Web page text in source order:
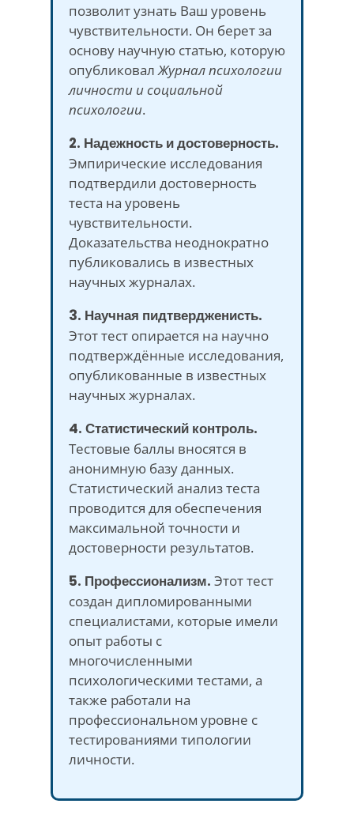
позволит узнать Ваш уровень
чувствительности. Он берет за
основу научную статью, которую
опубликовал Журнал психологии
личности и социальной
психологии.
2. Надежность и достоверность.
Эмпирические исследования
подтвердили достоверность
теста на уровень
чувствительности.
Доказательства неоднократно
публиковались в известных
научных журналах.
3. Научная пидтвердженисть.
Этот тест опирается на научно
подтверждённые исследования,
опубликованные в известных
научных журналах.
4. Статистический контроль.
Тестовые баллы вносятся в
анонимную базу данных.
Статистический анализ теста
проводится для обеспечения
максимальной точности и
достоверности результатов.
5. Профессионализм. Этот тест
создан дипломированными
специалистами, которые имели
опыт работы с
многочисленными
психологическими тестами, а
также работали на
профессиональном уровне с
тестированиями типологии
личности.